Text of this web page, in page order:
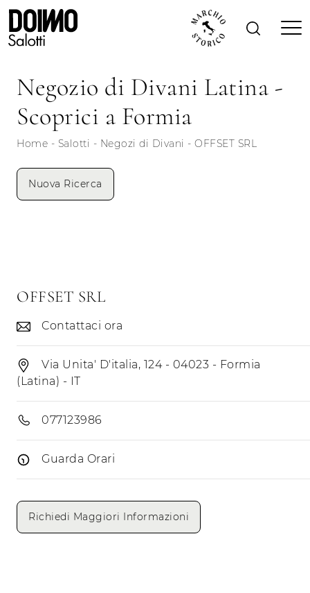
Negozio di Divani Latina -
Scoprici a Formia
Home - Salotti - Negozi di Divani - OFFSET SRL
Nuova Ricerca
OFFSET SRL
Contattaci ora
Via Unita' D'italia, 124 - 04023 - Formia
(Latina) - IT
077123986
Guarda Orari
Lunedì
Richiedi Maggiori Informazioni